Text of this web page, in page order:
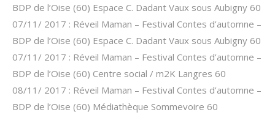
BDP de l’Oise (60) Espace C. Dadant Vaux sous Aubigny 60
07/11/ 2017 : Réveil Maman – Festival Contes d’automne –
BDP de l’Oise (60) Espace C. Dadant Vaux sous Aubigny 60
07/11/ 2017 : Réveil Maman – Festival Contes d’automne –
BDP de l’Oise (60) Centre social / m2K Langres 60
08/11/ 2017 : Réveil Maman – Festival Contes d’automne –
BDP de l’Oise (60) Médiathèque Sommevoire 60